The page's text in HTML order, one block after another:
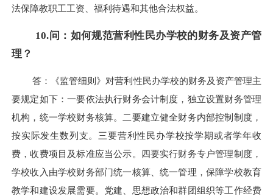
法保障教职工工资、福利待遇和其他合法权益。
10.问：如何规范营利性民办学校的财务及资产管
理？
答：《监管细则》对营利性民办学校的财务及资产管理主
要规定如下：一要依法执行财务会计制度，独立设置财务管理
机构，统一学校财务核算。二要建立健全财务内部控制制度，
按实际发生数列支。三要营利性民办学校按学期或者学年收
费，收费项目及标准应当公示。四要实行财务专户管理制度，
学校收入由学校财务部门统一核算、统一管理，保障学校教育
教学和建设发展需要。党建、思想政治和群团组织等工作经费